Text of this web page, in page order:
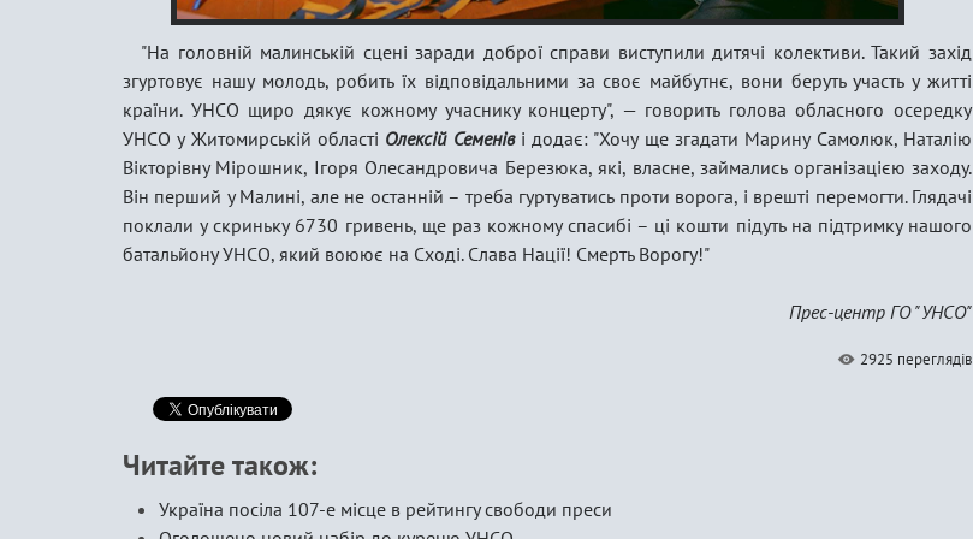
"На головній малинській сцені заради доброї справи виступили дитячі колективи. Такий захід
згуртовує нашу молодь, робить їх відповідальними за своє майбутнє, вони беруть участь у житті
країни. УНСО щиро дякує кожному учаснику концерту", — говорить голова обласного осередку
УНСО у Житомирській області Олексій Семеніві додає: "Хочу ще згадати Марину Самолюк, Наталію
Вікторівну Мірошник, Ігоря Олесандровича Березюка, які, власне, займались організацією заходу.
Він перший у Малині, але не останній – треба гуртуватись проти ворога, і врешті перемогти. Глядачі
поклали у скриньку 6730 гривень, ще раз кожному спасибі – ці кошти підуть на підтримку нашого
батальйону УНСО, який воюює на Сході. Слава Нації! Смерть Ворогу!"
Прес-центр ГО "УНСО"
2925 переглядів
Читайте також:
Україна посіла 107-е місце в рейтингу свободи преси